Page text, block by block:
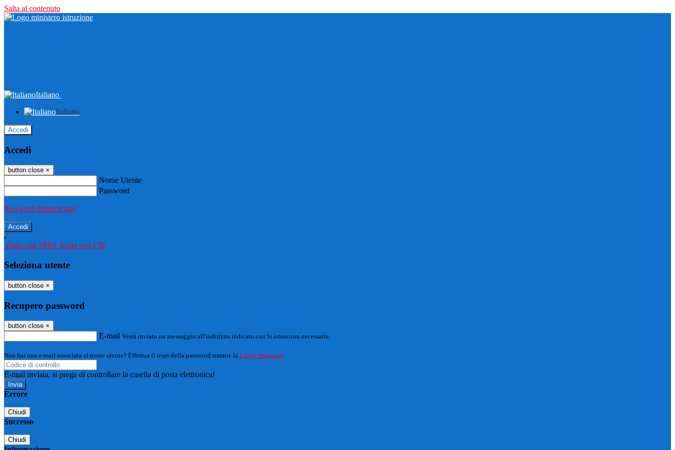
Salta al contenuto
Italiano
Italiano
Accedi
Accedi
button close ×
Nome Utente
Password
Password dimenticata?
-
Entra con SPID Entra con CIE
Seleziona utente
button close ×
Recupero password
button close ×
E-mail Verrà inviato un messaggio all'indirizzo indicato con le istruzioni necessarie.
Non hai una e-mail associata al nome utente? Effettua il reset della password tramite la Login Spaggiari
E-mail inviata, si prega di controllare la casella di posta elettronica!
Errore
Chiudi
Successo
Chiudi